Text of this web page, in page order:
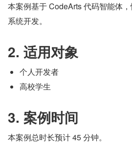
本案例基于 CodeArts 代码智能体
系统开发。
2. 适用对象
个人开发者
高校学生
3. 案例时间
本案例总时长预计 45 分钟。